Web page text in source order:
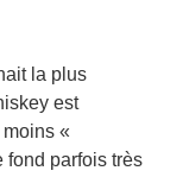
la plus
est
«
fond parfois très